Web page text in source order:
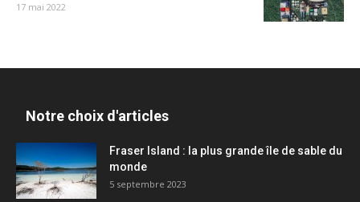
17 mai 2022
Notre choix d'articles
Fraser Island : la plus grande île de sable du
monde
5 septembre 2023